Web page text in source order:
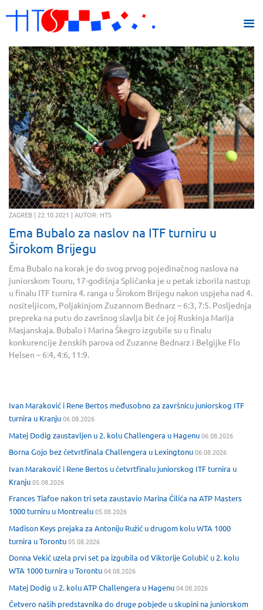
ZAGREB | 22.10.2021 | AUTOR: HTS
Ema Bubalo za naslov na ITF turniru u
Širokom Brijegu
Ema Bubalo na korak je do svog prvog pojedinačnog naslova na
juniorskom Touru, 17-godišnja Splićanka je u petak izborila nastup
u finalu ITF turnira 4. ranga u Širokom Brijegu nakon uspjeha nad 4.
nositeljicom, Poljakinjom Zuzannom Bednarz – 6:3, 7:5. Posljednja
prepreka na putu do završnog slavlja bit će joj Ruskinja Marija
Masjanskaja. Bubalo i Marina Škegro izgubile su u finalu
konkurencije ženskih parova od Zuzanne Bednarz i Belgijke Flo
Helsen – 6:4, 4:6, 11:9.
Ivan Maraković i Rene Bertos međusobno za završnicu juniorskog ITF
turnira u Kranju06.08.2026
Matej Dodig zaustavljen u 2. kolu Challengera u Hagenu06.08.2026
Borna Gojo bez četvrtfinala Challengera u Lexingtonu06.08.2026
Ivan Maraković i Rene Bertos u četvrtfinalu juniorskog ITF turnira u
Kranju05.08.2026
Frances Tiafoe nakon tri seta zaustavio Marina Čilića na ATP Masters
1000 turniru u Montrealu05.08.2026
Madison Keys prejaka za Antoniju Ružić u drugom kolu WTA 1000
turnira u Torontu05.08.2026
Donna Vekić uzela prvi set pa izgubila od Viktorije Golubić u 2. kolu
WTA 1000 turnira u Torontu04.08.2026
Matej Dodig u 2. kolu ATP Challengera u Hagenu04.08.2026
Četvero naših predstavnika do druge pobjede u skupini na juniorskom